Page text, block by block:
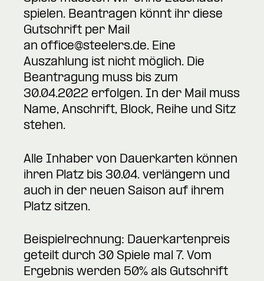
spielen. Beantragen könnt ihr diese
Gutschrift per Mail
an office@steelers.de. Eine
Auszahlung ist nicht möglich. Die
Beantragung muss bis zum
30.04.2022 erfolgen. In der Mail muss
Name, Anschrift, Block, Reihe und Sitz
stehen.
Alle Inhaber von Dauerkarten können
ihren Platz bis 30.04. verlängern und
auch in der neuen Saison auf ihrem
Platz sitzen.
Beispielrechnung: Dauerkartenpreis
geteilt durch 30 Spiele mal 7. Vom
Ergebnis werden 50% als Gutschrift